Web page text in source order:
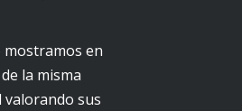
mostramos en
la misma
valorando sus